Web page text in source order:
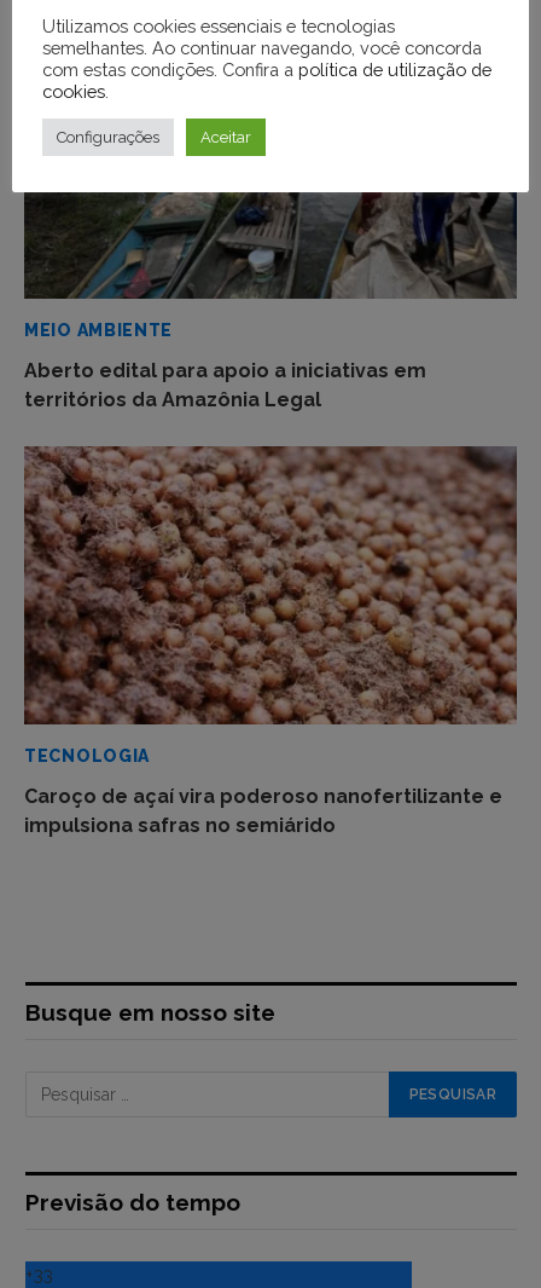
MEIO AMBIENTE
Aberto edital para apoio a iniciativas em
territórios da Amazônia Legal
TECNOLOGIA
Caroço de açaí vira poderoso nanofertilizante e
impulsiona safras no semiárido
Busque em nosso site
Previsão do tempo
+33
Utilizamos cookies essenciais e tecnologias
semelhantes. Ao continuar navegando, você concorda
com estas condições. Confira a política de utilização de
cookies
Configurações Aceitar